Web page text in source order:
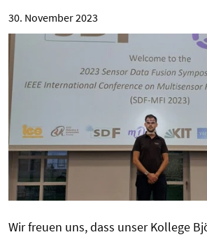
30. November 2023
Wir freuen uns, dass unser Kollege